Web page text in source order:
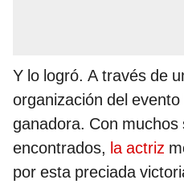
Y lo logró. A través de
organización del
ganadora. Con muchos
encontrados, la actriz
por esta preciada